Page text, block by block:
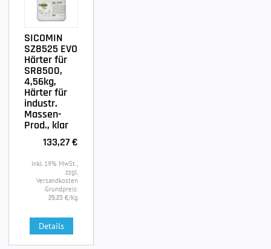
SICOMIN
SZ8525 EVO
Härter für
SR8500,
4,56kg,
Härter für
industr.
Massen-
Prod., klar
133,27 €
Inkl. 19% MwSt.,
zzgl.
Versandkosten
Grundpreis:
29,23 €/Kg
Details